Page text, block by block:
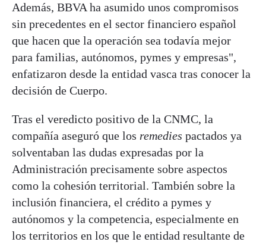
Además, BBVA ha asumido unos compromisos
sin precedentes en el sector financiero español
que hacen que la operación sea todavía mejor
para familias, autónomos, pymes y empresas",
enfatizaron desde la entidad vasca tras conocer la
decisión de Cuerpo.
Tras el veredicto positivo de la CNMC, la
compañía aseguró que los remedies pactados ya
solventaban las dudas expresadas por la
Administración precisamente sobre aspectos
como la cohesión territorial. También sobre la
inclusión financiera, el crédito a pymes y
autónomos y la competencia, especialmente en
los territorios en los que le entidad resultante de